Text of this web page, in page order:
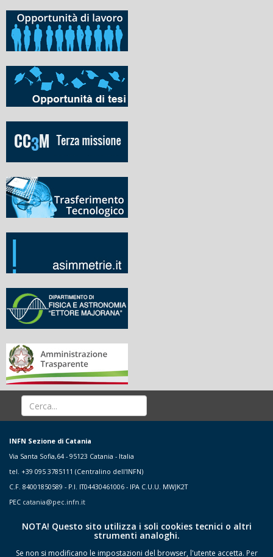
INFN Sezione di Catania
Via Santa Sofia,64 - 95123 Catania - Italia
tel. +39 095 3785111 (Centralino dell'INFN)
C.F. 84001850589 - P.I. IT04430461006 - IPA C.U.U. MWJK2T
PEC catania@pec.infn.it
NOTA! Questo sito utilizza i soli cookies tecnici o altri
strumenti analoghi.
Se non si modificano le impostazioni del browser, l'utente accetta. Per